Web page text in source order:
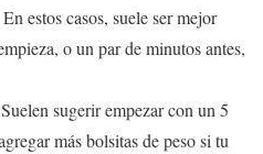
estos casos, suele ser mejor
o un par de minutos antes,
Suelen sugerir empezar con un 5
más bolsitas de peso si tu